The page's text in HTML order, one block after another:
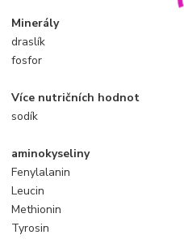
Minerály
draslík
fosfor
Více nutričních hodnot
sodík
aminokyseliny
Fenylalanin
Leucin
Methionin
Tyrosin